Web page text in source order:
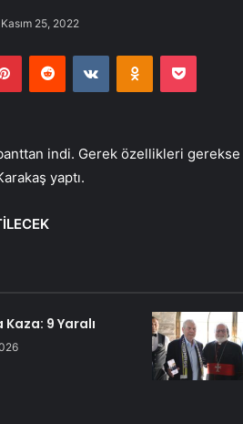
Kasım 25, 2022
PinterestReddit VKontakteOdnoklassniki
Pocket
indi. Gerek özellikleri gerekse
yaptı.
9 Yaralı